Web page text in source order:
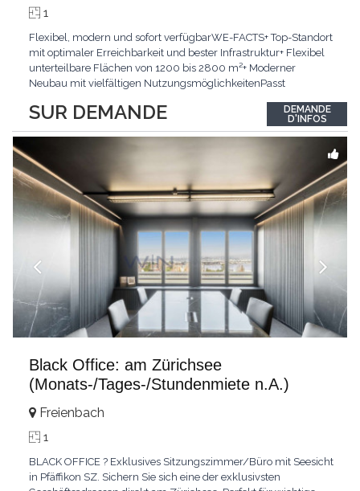
SUR DEMANDE
1
Flexibel, modern und sofort verfügbarWE-FACTS+ Top-Standort
mit optimaler Erreichbarkeit und bester Infrastruktur+ Flexibel
unterteilbare Flächen von 1200 bis 2800 m²+ Moderner
Neubau mit vielfältigen NutzungsmöglichkeitenPasst
MedizinkonzepteKLARTEXT: Verwirklichen Sie Ihr individuelles
Sport- oder Gesundheitskonzept.Interessiert? JETZT anrufen: +41
DEMANDE
D'INFOS
Black Office: am Zürichsee
(Monats-/Tages-/Stundenmiete n.A.)
Freienbach
1
BLACK OFFICE ? Exklusives Sitzungszimmer/Büro mit Seesicht
in Pfäffikon SZ. Sichern Sie sich eine der exklusivsten